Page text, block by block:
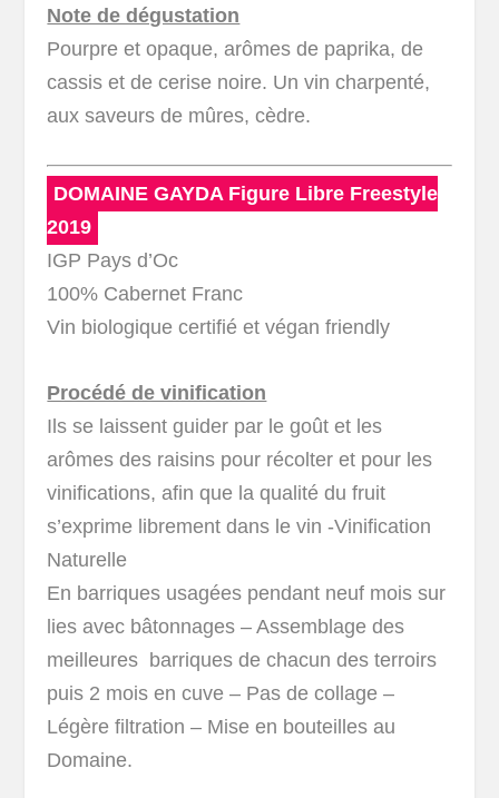
Note de dégustation
Pourpre et opaque, arômes de paprika, de
cassis et de cerise noire. Un vin charpenté,
aux saveurs de mûres, cèdre.
DOMAINE GAYDA Figure Libre Freestyle
2019
IGP Pays d’Oc
100% Cabernet Franc
Vin biologique certifié et végan friendly
Procédé de vinification
Ils se laissent guider par le goût et les
arômes des raisins pour récolter et pour les
vinifications, afin que la qualité du fruit
s’exprime librement dans le vin -Vinification
Naturelle
En barriques usagées pendant neuf mois sur
lies avec bâtonnages – Assemblage des
meilleures barriques de chacun des terroirs
puis 2 mois en cuve – Pas de collage –
Légère filtration – Mise en bouteilles au
Domaine.